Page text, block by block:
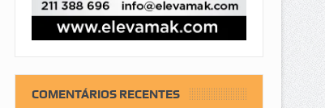
COMENTÁRIOS RECENTES